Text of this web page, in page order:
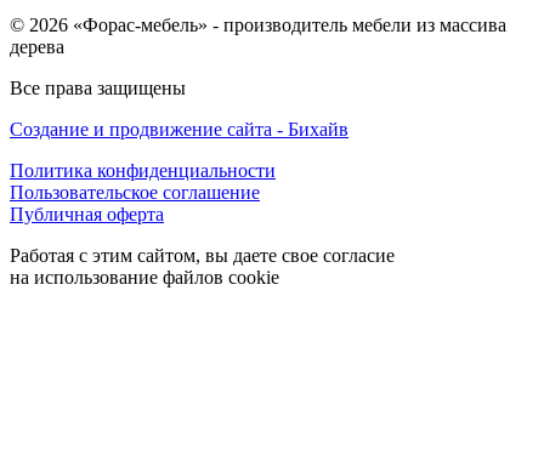
© 2026 «Форас-мебель» - производитель мебели из массива
дерева
Все права защищены
Создание и продвижение сайта - Бихайв
Политика конфиденциальности
Пользовательское соглашение
Публичная оферта
Работая с этим сайтом, вы даете свое согласие
на использование файлов cookie